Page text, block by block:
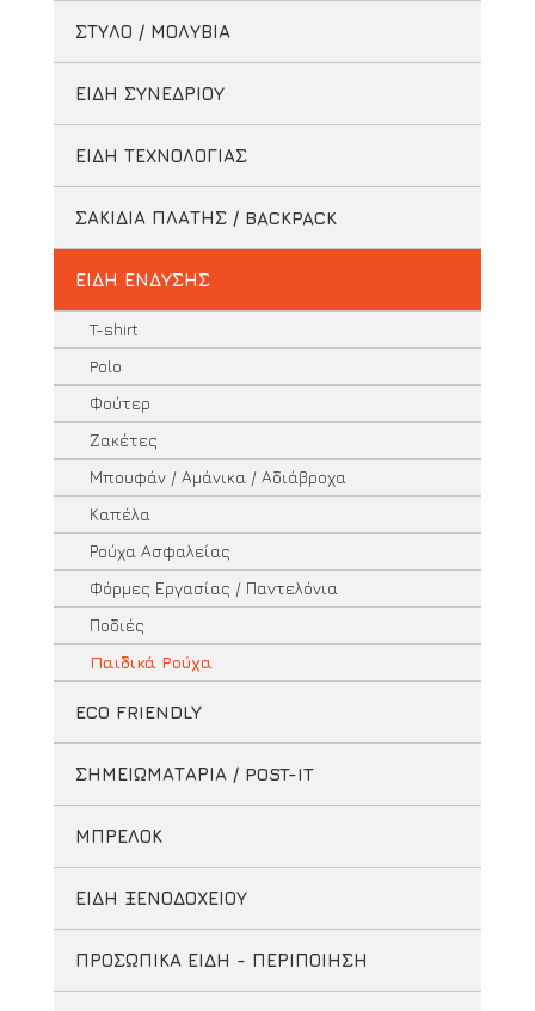
ΣΤΥΛΟ / ΜΟΛΥΒΙΑ
ΕΙΔΗ ΣΥΝΕΔΡΙΟΥ
ΕΙΔΗ ΤΕΧΝΟΛΟΓΙΑΣ
ΣΑΚΙΔΙΑ ΠΛΑΤΗΣ / BACKPACK
ΕΙΔΗ ΕΝΔΥΣΗΣ
T-shirt
Polo
Φούτερ
Ζακέτες
Μπουφάν / Αμάνικα / Αδιάβροχα
Καπέλα
Ρούχα Ασφαλείας
Φόρμες Εργασίας / Παντελόνια
Ποδιές
Παιδικά Ρούχα
ECO FRIENDLY
ΣΗΜΕΙΩΜΑΤΑΡΙΑ / POST-IT
ΜΠΡΕΛΟΚ
ΕΙΔΗ ΞΕΝΟΔΟΧΕΙΟΥ
ΠΡΟΣΩΠΙΚΑ ΕΙΔΗ - ΠΕΡΙΠΟΙΗΣΗ